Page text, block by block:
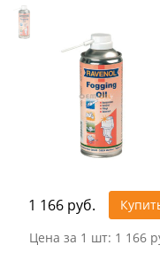
1 166 руб.
Цена за 1 шт: 1 166